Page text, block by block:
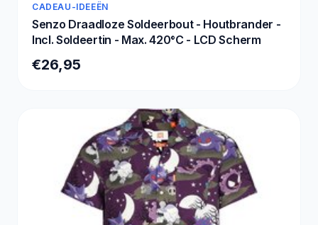
CADEAU-IDEEËN
Senzo Draadloze Soldeerbout - Houtbrander -
Incl. Soldeertin - Max. 420°C - LCD Scherm
€26,95